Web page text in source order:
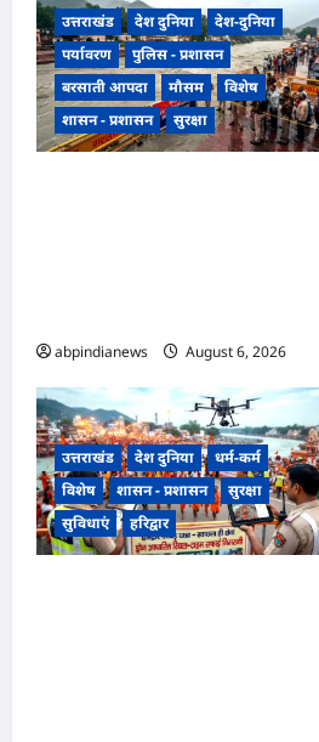
उत्तराखंड देश दुनिया
देश-दुनिया
पर्यावरण
पुलिस - प्रशासन
बरसाती आपदा
मौसम
विशेष
शासन - प्रशासन
सुरक्षा
abpindianews August 6, 2026
उत्तराखंड देश दुनिया
धर्म-कर्म
विशेष
शासन - प्रशासन
सुरक्षा
सुविधाएं
हरिद्वार